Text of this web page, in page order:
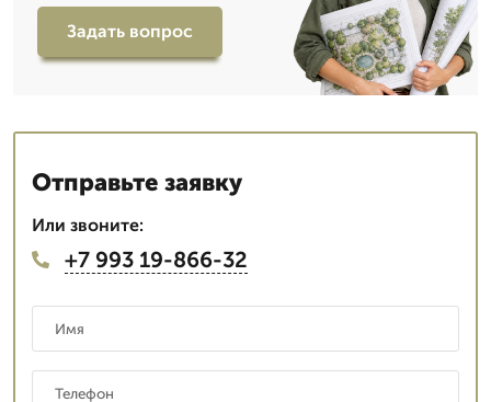
Задать вопрос
Отправьте заявку
Или звоните:
+7 993 19-866-32